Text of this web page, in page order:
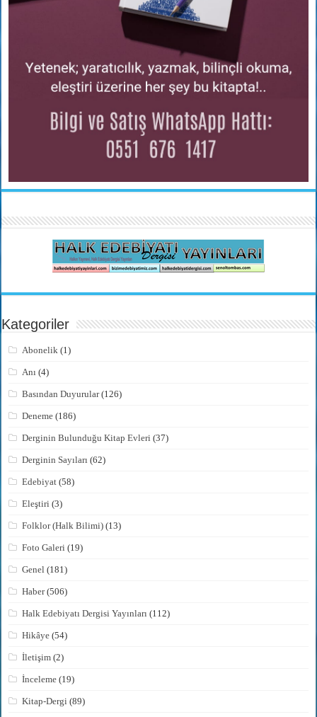
Kategoriler
Abonelik (1)
Anı (4)
Basından Duyurular(126)
Deneme (186)
Derginin Bulunduğu Kitap Evleri (37)
Derginin Sayıları (62)
Edebiyat (58)
Eleştiri (3)
Folklor (Halk Bilimi) (13)
Foto Galeri (19)
Genel (181)
Haber(506)
Halk Edebiyatı Dergisi Yayınları (112)
Hikâye (54)
İletişim (2)
İnceleme (19)
Kitap-Dergi (89)